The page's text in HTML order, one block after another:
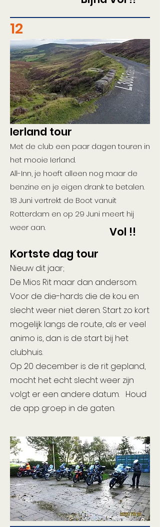
12
Ierland tour
Met de club een paar dagen touren in
het mooie Ierland.
All-Inn, je hoeft alleen nog maar de
benzine en je eigen drank te betalen.
18 Juni vertrekt de Boot vanuit
Rotterdam en op 29 Juni meert hij
weer aan.
Vol !!
Kortste dag tour
Nieuw dit jaar;
De Mios Rit maar dan andersom.
Voor de die-hards die de kou en
slecht weer niet deren. Start zo kort
mogelijk langs de route, als er veel
animo is, dan is de start bij het
clubhuis.
Op 20 december is de rit gepland,
mocht het echt slecht weer zijn
volgt er een andere datum. Houd
de app groep in de gaten.